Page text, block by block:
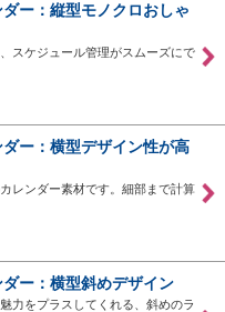
ー：縦型モノクロおしゃ
スケジュール管理がスムーズにで
ー：横型デザイン性が高
レンダー素材です。細部まで計算
ー：横型斜めデザイン
力をプラスしてくれる、斜めのラ